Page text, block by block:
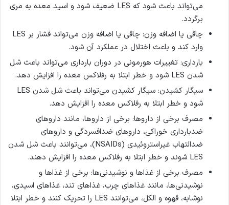
می‌تواند باعث شود که LES ضعیف شود و اسید معده به مری
برگردد.
چاقی یا اضافه وزن: چاقی یا اضافه وزن می‌تواند فشار بر LES
وارد کند و باعث اختلال در عملکرد آن شود.
بارداری: تغییرات هورمونی در دوران بارداری می‌تواند باعث شل
شدن LES شود و خطر ابتلا به رفلاکس معده را افزایش دهد.
سیگار کشیدن: سیگار کشیدن می‌تواند باعث شل شدن LES
شود و خطر ابتلا به رفلاکس معده را افزایش دهد.
مصرف برخی از داروها: برخی از داروها، مانند داروهای
ضدبارداری خوراکی، داروهای ضدافسردگی و داروهای
ضدالتهاب غیراستروئیدی (NSAIDs)، می‌توانند باعث شل شدن
LES شوند و خطر ابتلا به رفلاکس معده را افزایش دهند.
مصرف برخی از غذاها و نوشیدنی‌ها: برخی از غذاها و
نوشیدنی‌ها، مانند غذاهای چرب، غذاهای تند، غذاهای اسیدی،
نوشابه، قهوه و الکل، می‌توانند LES را تحریک کنند و خطر ابتلا